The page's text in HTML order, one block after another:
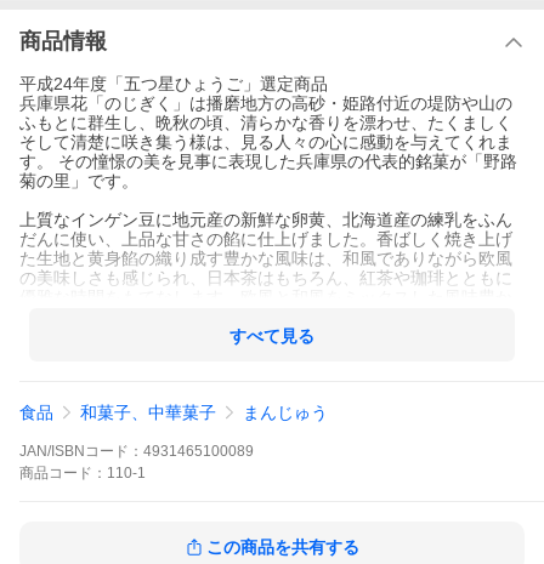
商品情報
平成24年度「五つ星ひょうご」選定商品
兵庫県花「のじぎく」は播磨地方の高砂・姫路付近の堤防や山の
ふもとに群生し、晩秋の頃、清らかな香りを漂わせ、たくましく
そして清楚に咲き集う様は、見る人々の心に感動を与えてくれま
す。 その憧憬の美を見事に表現した兵庫県の代表的銘菓が「野路
菊の里」です。
上質なインゲン豆に地元産の新鮮な卵黄、北海道産の練乳をふん
だんに使い、上品な甘さの餡に仕上げました。香ばしく焼き上げ
た生地と黄身餡の織り成す豊かな風味は、和風でありながら欧風
の美味しさも感じられ、日本茶はもちろん、紅茶や珈琲とともに
すべて見る
食品 和菓子、中華菓子 まんじゅう
JAN/ISBNコード： 4931465100089
商品 コード： 110-1
この商品を共有する